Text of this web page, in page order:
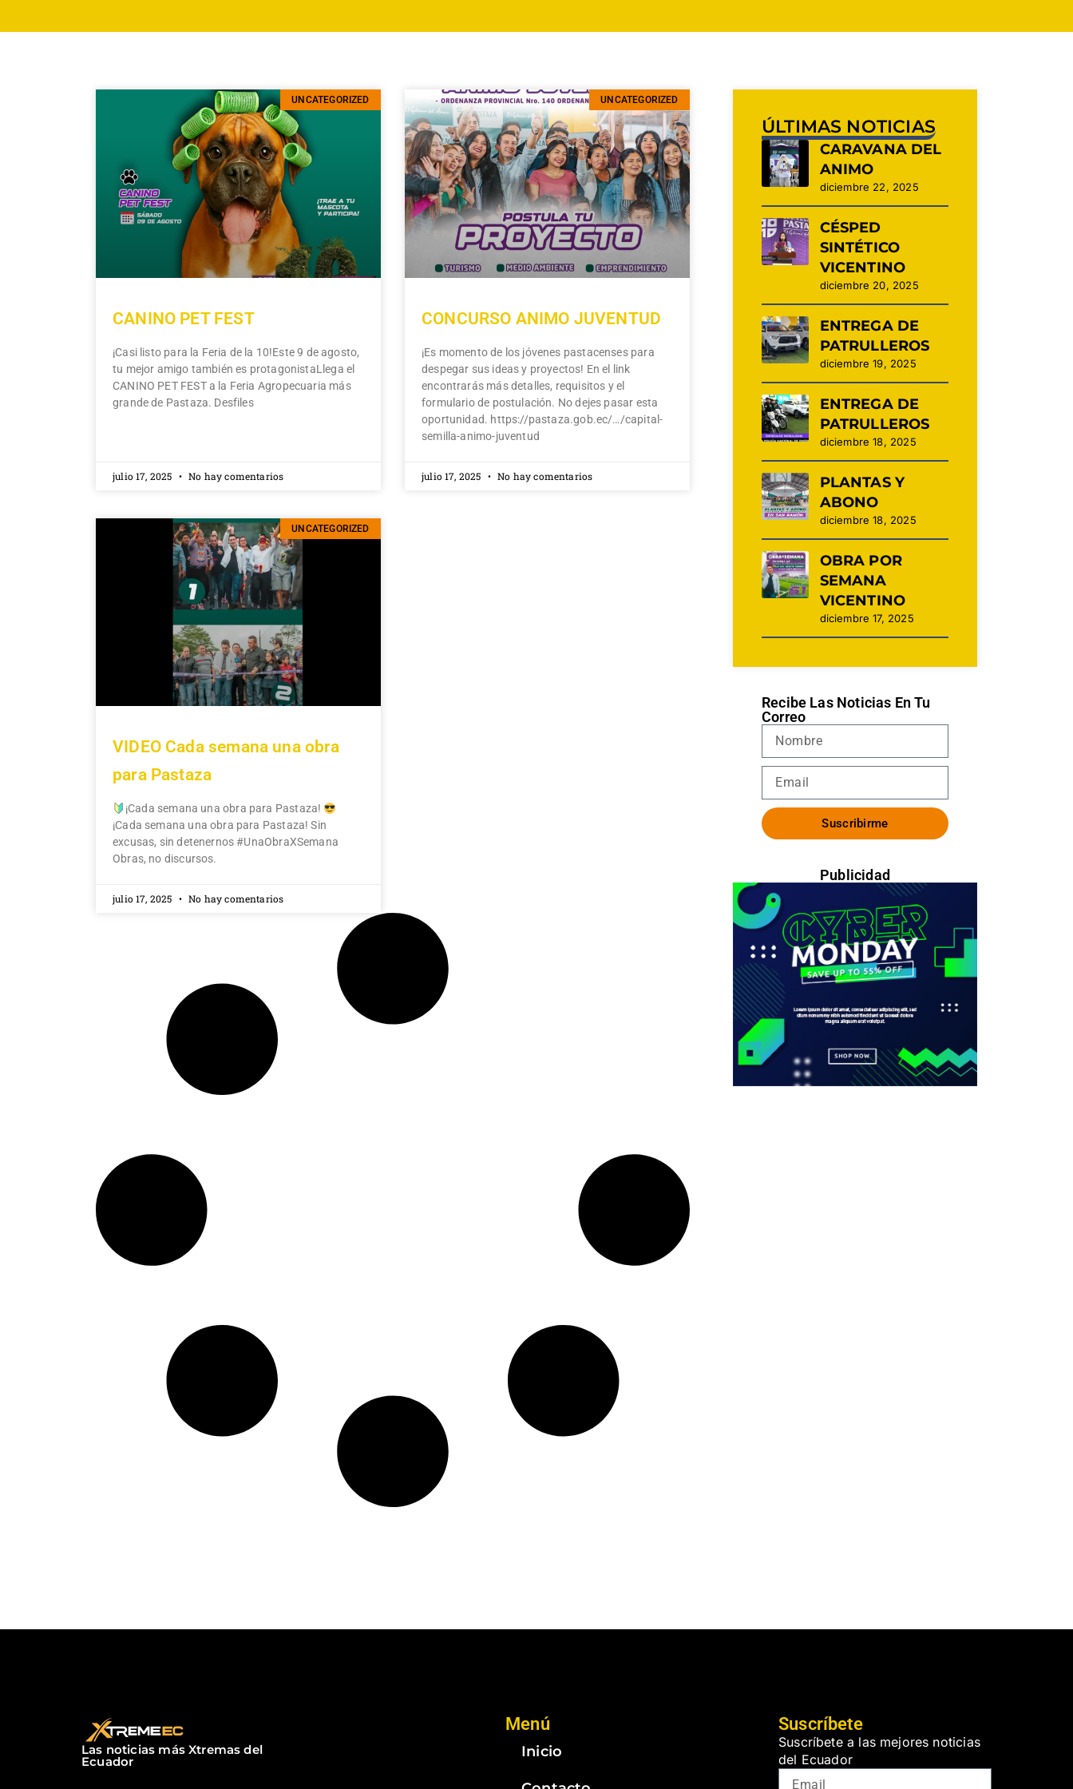
UNCATEGORIZED
CANINO PET FEST
¡Casi listo para la Feria de la 10!Este 9 de agosto,
tu mejor amigo también es protagonistaLlega el
CANINO PET FEST a la Feria Agropecuaria más
grande de Pastaza. Desfiles
julio 17, 2025 No hay comentarios
UNCATEGORIZED
CONCURSO ANIMO JUVENTUD
¡Es momento de los jóvenes pastacenses para
despegar sus ideas y proyectos! En el link
encontrarás más detalles, requisitos y el
formulario de postulación. No dejes pasar esta
oportunidad. https://pastaza.gob.ec/…/capital-
semilla-animo-juventud
julio 17, 2025 No hay comentarios
UNCATEGORIZED
VIDEO Cada semana una obra
para Pastaza
¡Cada semana una obra para Pastaza!
¡Cada semana una obra para Pastaza! Sin
excusas, sin detenernos #UnaObraXSemana
Obras, no discursos.
julio 17, 2025 No hay comentarios
ÚLTIMAS NOTICIAS
CARAVANA DEL
ANIMO
diciembre 22, 2025
CÉSPED
SINTÉTICO
VICENTINO
diciembre 20, 2025
ENTREGA DE
PATRULLEROS
diciembre 19, 2025
ENTREGA DE
PATRULLEROS
diciembre 18, 2025
PLANTAS Y
ABONO
diciembre 18, 2025
OBRA POR
SEMANA
VICENTINO
diciembre 17, 2025
Recibe Las Noticias En Tu
Correo
Suscribirme
Publicidad
Las noticias más Xtremas del
Ecuador
Menú
Inicio
Suscríbete
Suscríbete a las mejores noticias
del Ecuador